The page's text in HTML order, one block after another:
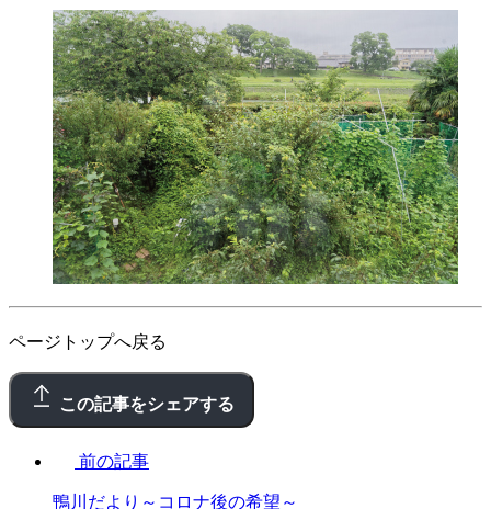
ページトップへ戻る
この記事をシェアする
前の記事
鴨川だより～コロナ後の希望～